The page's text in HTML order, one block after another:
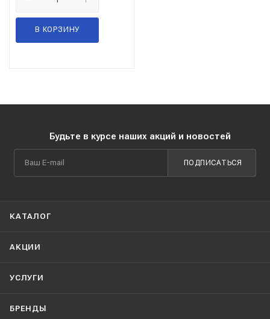
В КОРЗИНУ
Будьте в курсе наших акций и новостей
ПОДПИСАТЬСЯ
КАТАЛОГ
АКЦИИ
УСЛУГИ
БРЕНДЫ